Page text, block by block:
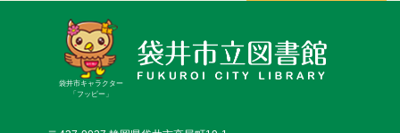
袋井市キャラクター
「フッピー」